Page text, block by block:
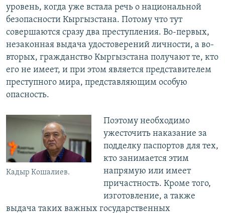
уровень, когда уже встала речь о национальной
безопасности Кыргызстана. Потому что тут
совершаются сразу два преступления. Во-первых,
незаконная выдача удостоверений личности, а во-
вторых, гражданство Кыргызстана получают те, кто
его не имеет, и при этом является представителем
преступного мира, представляющим особую
опасность.
Кадыр Кошалиев.
Поэтому необходимо
ужесточить наказание за
подделку паспортов для тех,
кто занимается этим
напрямую или имеет
причастность. Кроме того,
изготовление, а также
выдача таких важных государственных